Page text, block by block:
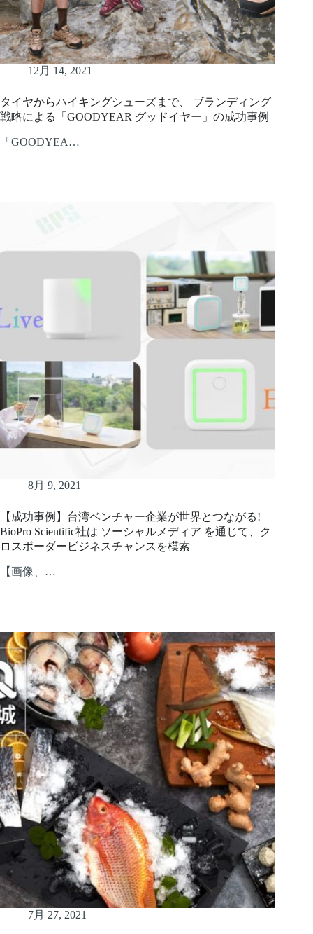
12月 14, 2021
タイヤからハイキングシューズまで、 ブランディング
戦略による「GOODYEAR グッドイヤー」の成功事例
「GOODYEA…
8月 9, 2021
【成功事例】台湾ベンチャー企業が世界とつながる!
BioPro Scientific社は ソーシャルメディア を通じて、ク
ロスボーダービジネスチャンスを模索
【画像、…
7月 27, 2021